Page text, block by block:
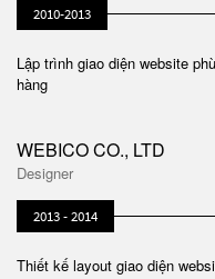
2010-2013
Lập trình giao diện website
hàng
WEBICO CO., LTD
Designer
2013 - 2014
Thiết kế layout giao diện